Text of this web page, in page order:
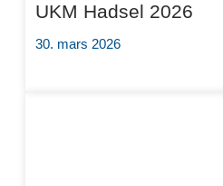
UKM Hadsel 2026
30. mars 2026